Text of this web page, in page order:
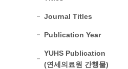
Journal Titles
Publication Year
YUHS Publication
(연세의료원 간행물)